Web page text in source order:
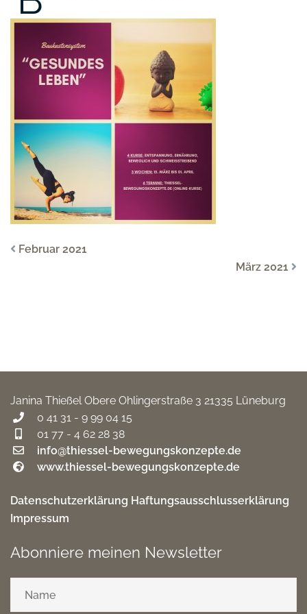
Februar 2021
März 2021
Janina ThießelObere Ohlingerstraße 3 21335 Lüneburg
0 41 31 - 9 99 04 15
01 77 - 4 62 28 38
info@thiessel-bewegungskonzepte.de
www.thiessel-bewegungskonzepte.de
Datenschutzerklärung Haftungsausschlusserklärung
Impressum
Abonniere meinen Newsletter